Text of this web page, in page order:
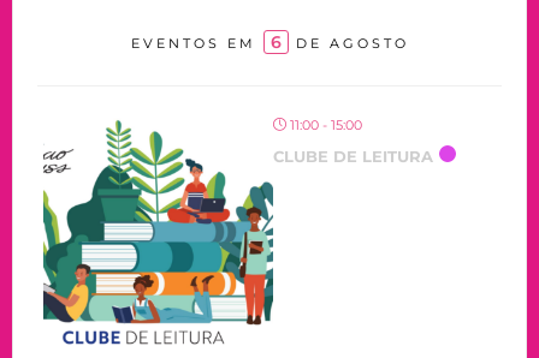
EVENTOS EM 6 DE AGOSTO
11:00 - 15:00
CLUBE DE LEITURA